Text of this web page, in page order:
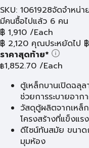
SKU: 1061928จัดจำหน่า
มีคนซื้อไปแล้ว 6 คน
฿ 1,910 /Each
฿ 2,120 คุณประหยัดไป ฿
ราคาสุดท้าย*
฿1,852.70 /Each
ตู้เหล็กบานเปิดฉลุ
ช่วยการระบายอาก
วัสดุตู้ผลิตจากเหล็
โครงสร้างที่แข็งแร
ดีไซน์ทันสมัย ขนาด
มุมห้อง